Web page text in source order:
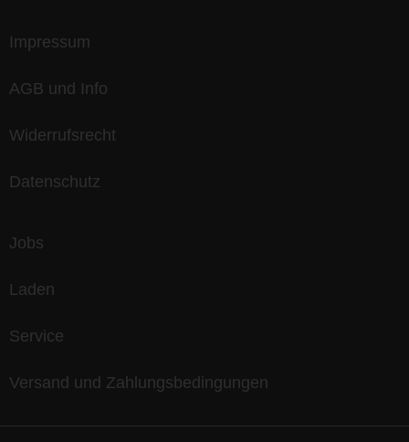
Impressum
AGB und Info
Widerrufsrecht
Datenschutz
Jobs
Laden
Service
Versand und Zahlungsbedingungen